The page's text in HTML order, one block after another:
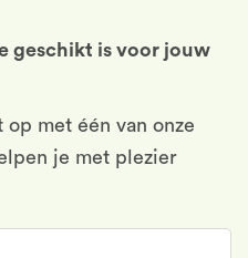
geschikt is voor jouw
met één van onze
je met plezier